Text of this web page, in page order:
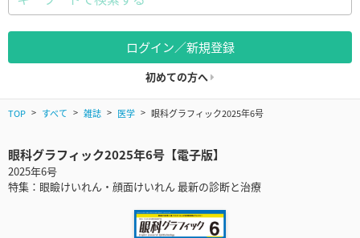
ログイン／新規登録
初めての方へ
TOP すべて 雑誌 医学 眼科グラフィック2025年6号
眼科グラフィック2025年6号【電子版】
2025年6号
特集：眼瞼けいれん・顔面けいれん 最新の診断と治療